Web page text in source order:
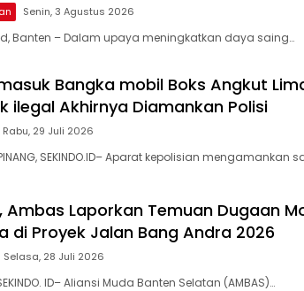
Senin, 3 Agustus 2026
Banten – Dalam upaya meningkatkan daya saing…
Bangka mobil Boks Angkut
ilegal Akhirnya Diamankan Polisi
Rabu, 29 Juli 2026
SEKINDO.ID– Aparat kepolisian mengamankan
Ambas Laporkan ‎Temuan Dugaan
di Proyek Jalan Bang Andra 2026
Selasa, 28 Juli 2026
ID– Aliansi Muda Banten Selatan (AMBAS)…